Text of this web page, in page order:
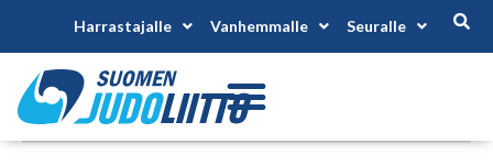
Harrastajalle Vanhemmalle Seuralle